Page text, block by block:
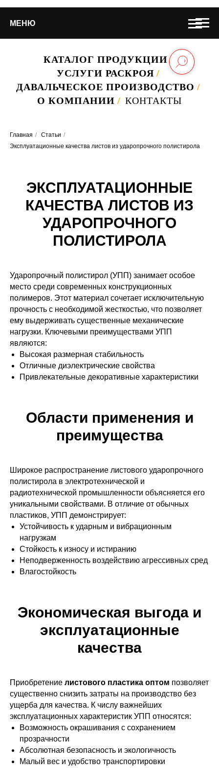
МЕНЮ
КАТАЛОГ ПРОДУКЦИИ /
УСЛУГИ РАСКРОЯ /
ДАВАЛЬЧЕСКОЕ ПРОИЗВОДСТВО /
О КОМПАНИИ / КОНТАКТЫ
Главная / Статьи /
Эксплуатационные качества листов из ударопрочного полистирола
ЭКСПЛУАТАЦИОННЫЕ
КАЧЕСТВА ЛИСТОВ ИЗ
УДАРОПРОЧНОГО
ПОЛИСТИРОЛА
Ударопрочный полистирол (УПП) занимает особое
место среди современных конструкционных
полимеров. Этот материал сочетает исключительную
прочность с необходимой жесткостью, что позволяет
ему выдерживать существенные механические
нагрузки. Ключевыми преимуществами УПП
являются:
Высокая размерная стабильность
Отличные диэлектрические свойства
Привлекательные декоративные характеристики
Области применения и
преимущества
Широкое распространение листового ударопрочного
полистирола в электротехнической и
радиотехнической промышленности объясняется его
уникальными свойствами. В отличие от обычных
пластиков, УПП демонстрирует:
Устойчивость к ударным и вибрационным
нагрузкам
Стойкость к износу и истиранию
Неподверженность воздействию агрессивных сред
Влагостойкость
Экономическая выгода и
эксплуатационные
качества
Приобретение листового пластика оптом позволяет
существенно снизить затраты на производство без
ущерба для качества. К числу важнейших
эксплуатационных характеристик УПП относятся:
Возможность окрашивания с сохранением
прозрачности
Абсолютная безопасность и экологичность
Малый вес и удобство транспортировки